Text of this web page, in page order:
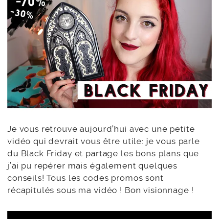
Je vous retrouve aujourd’hui avec une petite
vidéo qui devrait vous être utile: je vous parle
du Black Friday et partage les bons plans que
j’ai pu repérer mais également quelques
conseils! Tous les codes promos sont
récapitulés sous ma vidéo ! Bon visionnage !